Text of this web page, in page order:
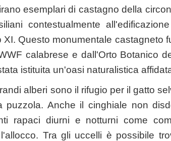
esemplari di castagno della
contestualmente
Questo monumentale castagneto
calabrese e dall'Orto Botanico
istituita un'oasi naturalistica
alberi sono il rifugio per il gatto
Anche il cinghiale non
rapaci diurni e notturni come
Tra gli uccelli è possibile